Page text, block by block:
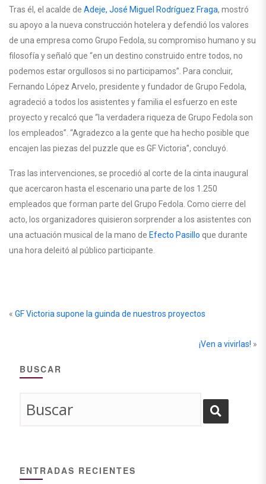
Tras él, el acalde de Adeje, José Miguel Rodríguez Fraga, mostró
su apoyo a la nueva construcción hotelera y defendió los valores
de una empresa como Grupo Fedola, su compromiso humano y su
filosofía y señaló que “en un destino construido entre todos, no
podemos estar orgullosos si no participamos”. Para concluir,
Fernando López Arvelo, presidente y fundador de Grupo Fedola,
agradeció a todos los asistentes y familia el esfuerzo en este
proyecto y recalcó que “la verdadera riqueza de Grupo Fedola son
los empleados”. “Agradezco a la gente que ha hecho posible que
encajen las piezas del puzzle que es GF Victoria”, concluyó.
Tras las intervenciones, se procedió al corte de la cinta inaugural
que acercaron hasta el escenario una parte de los 1.250
empleados que forman parte del Grupo Fedola. Como cierre del
acto, los organizadores quisieron sorprender a los asistentes con
una actuación musical de la mano de Efecto Pasillo que durante
una hora deleitó al público participante.
« GF Victoria supone la guinda de nuestros proyectos
¡Ven a vivirlas! »
BUSCAR
ENTRADAS RECIENTES